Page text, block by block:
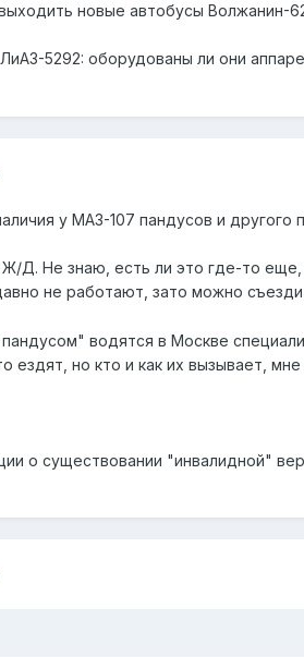
новые автобусы Волжанин-
5292: оборудованы ли они
у МАЗ-107 пандусов и другого
Д. Не знаю, есть ли это где-то
не работают, зато можно
водятся в Москве
ездят, но кто и как их вызывает, мне
о существовании "инвалидной"